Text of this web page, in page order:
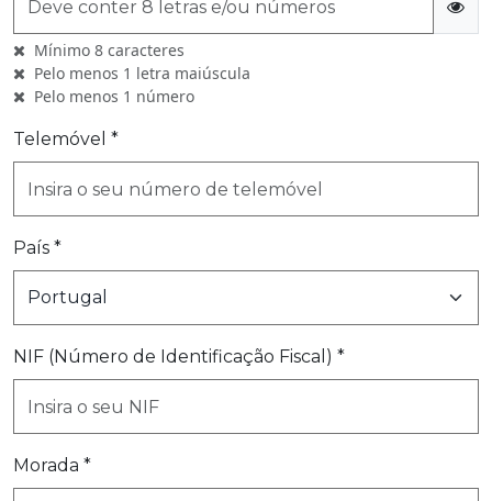
Mínimo 8 caracteres
Pelo menos 1 letra maiúscula
Pelo menos 1 número
Telemóvel *
País *
NIF (Número de Identificação Fiscal) *
Morada *